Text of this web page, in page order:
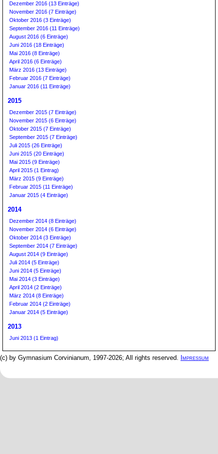
Dezember 2016 (13 Einträge)
November 2016 (7 Einträge)
Oktober 2016 (3 Einträge)
September 2016 (11 Einträge)
August 2016 (6 Einträge)
Juni 2016 (18 Einträge)
Mai 2016 (8 Einträge)
April 2016 (6 Einträge)
März 2016 (13 Einträge)
Februar 2016 (7 Einträge)
Januar 2016 (11 Einträge)
2015
Dezember 2015 (7 Einträge)
November 2015 (6 Einträge)
Oktober 2015 (7 Einträge)
September 2015 (7 Einträge)
Juli 2015 (26 Einträge)
Juni 2015 (20 Einträge)
Mai 2015 (9 Einträge)
April 2015 (1 Eintrag)
März 2015 (9 Einträge)
Februar 2015 (11 Einträge)
Januar 2015 (4 Einträge)
2014
Dezember 2014 (8 Einträge)
November 2014 (6 Einträge)
Oktober 2014 (3 Einträge)
September 2014 (7 Einträge)
August 2014 (9 Einträge)
Juli 2014 (5 Einträge)
Juni 2014 (5 Einträge)
Mai 2014 (3 Einträge)
April 2014 (2 Einträge)
März 2014 (8 Einträge)
Februar 2014 (2 Einträge)
Januar 2014 (5 Einträge)
2013
Juni 2013 (1 Eintrag)
(c) by Gymnasium Corvinianum, 1997-2026; All rights reserved. Impressum